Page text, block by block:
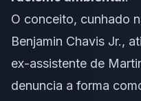
O conceito, cunhado
Benjamin Chavis Jr.,
ex-assistente de
denuncia a forma